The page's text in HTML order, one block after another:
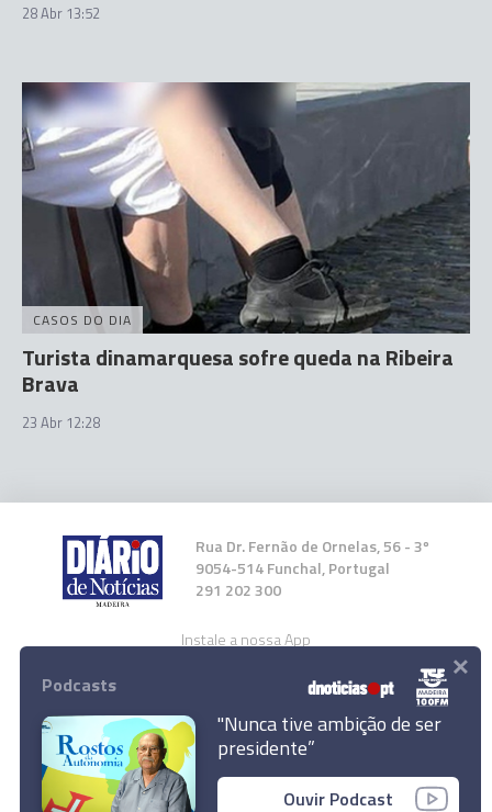
28 Abr 13:52
CASOS DO DIA
Turista dinamarquesa sofre queda na Ribeira
Brava
23 Abr 12:28
Rua Dr. Fernão de Ornelas, 56 - 3º
9054-514 Funchal, Portugal
291 202 300
Instale a nossa App
© 2026 Empresa Diário de Notícias, Lda.
Podcasts
"Nunca tive ambição de ser
presidente”
Ouvir Podcast
×